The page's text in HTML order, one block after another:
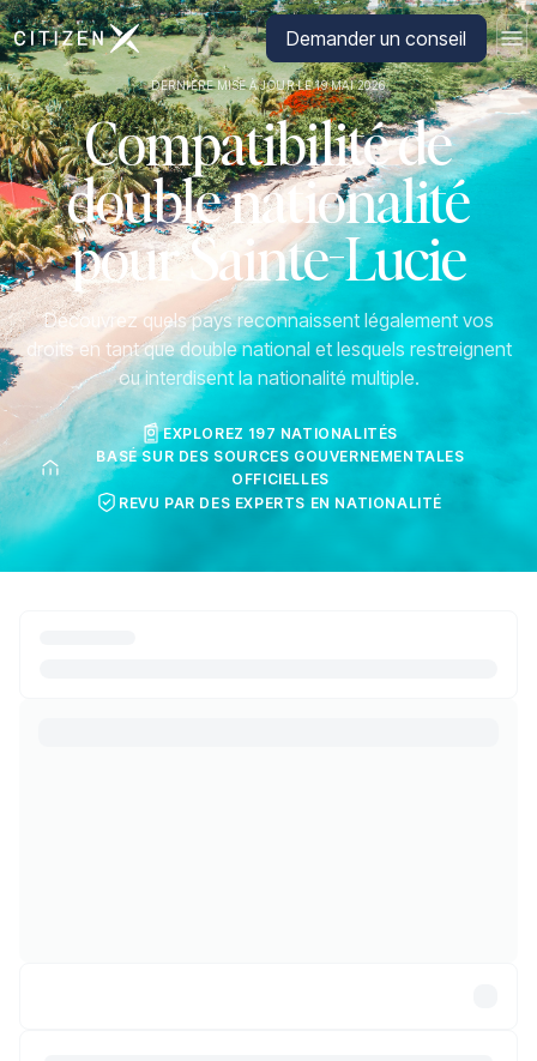
Aller à la page d'accueil de CitizenXDemander un conseil
DERNIÈRE MISE À JOUR LE 19 MAI 2026
Compatibilité de
double nationalité
pour Sainte-Lucie
Découvrez quels pays reconnaissent légalement vos
droits en tant que double national et lesquels restreignent
ou interdisent la nationalité multiple.
EXPLOREZ 197 NATIONALITÉS
BASÉ SUR DES SOURCES GOUVERNEMENTALES
OFFICIELLES
REVU PAR DES EXPERTS EN NATIONALITÉ